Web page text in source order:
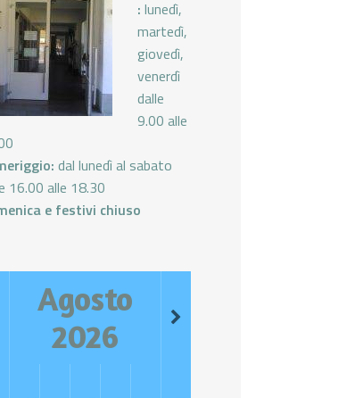
: lunedì,
martedì,
giovedì,
venerdì
dalle
9.00 alle
dal lunedì al sabato
16.00 alle 18.30
e festivi chiuso
Agosto
2026